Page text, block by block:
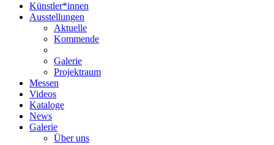
Künstler*innen
Ausstellungen
Aktuelle
Kommende
Galerie
Projektraum
Messen
Videos
Kataloge
News
Galerie
Über uns